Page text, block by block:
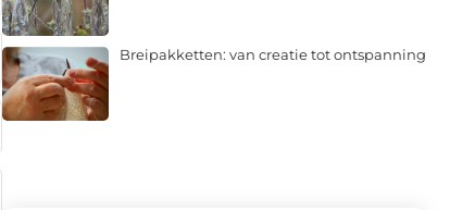
Breipakketten: van creatie tot ontspanning